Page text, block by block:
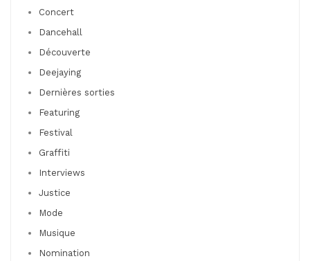
Concert
Dancehall
Découverte
Deejaying
Dernières sorties
Featuring
Festival
Graffiti
Interviews
Justice
Mode
Musique
Nomination